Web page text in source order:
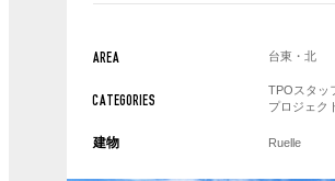
AREA 台東・北
CATEGORIES
TPOスタッ
プロジェク
建物 Ruelle